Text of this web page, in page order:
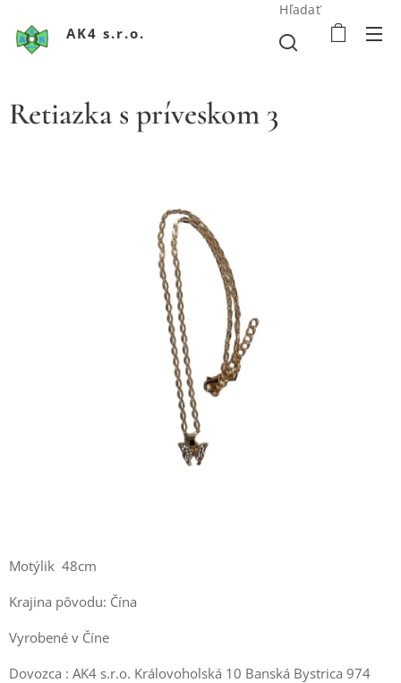
AK4 s.r.o.
Hľadať
Retiazka s príveskom 3
Motýlik 48cm
Krajina pôvodu: Čína
Vyrobené v Číne
Dovozca : AK4 s.r.o. Královoholská 10 Banská Bystrica 974